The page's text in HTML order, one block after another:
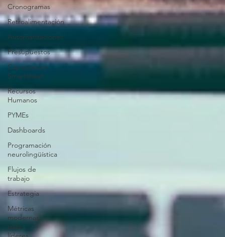
Cronogramas
Retroalimentación
Automatizaciones
Presupuestos
Capacitación
Smartsheet
Recursos
Humanos
PYMEs
Dashboards
Programación
neurolingüística
Flujos de
trabajo
Estrategia
Métricas
modernas
para